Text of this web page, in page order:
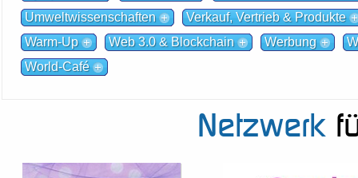
Umweltwissenschaften
Verkauf, Vertrieb & Produkte
Warm-Up
Web 3.0 & Blockchain Werbung
World-Café
Netzwerk